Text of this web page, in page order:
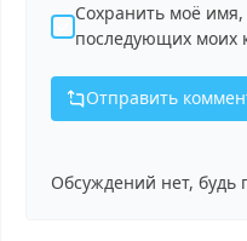
Сохранить моё имя,
последующих моих
Отправить
Обсуждений нет, будь